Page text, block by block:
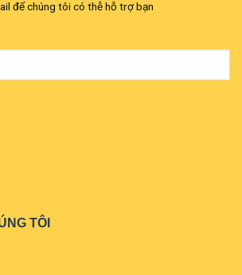
để chúng tôi có thễ hỗ trợ bạn
TÔI